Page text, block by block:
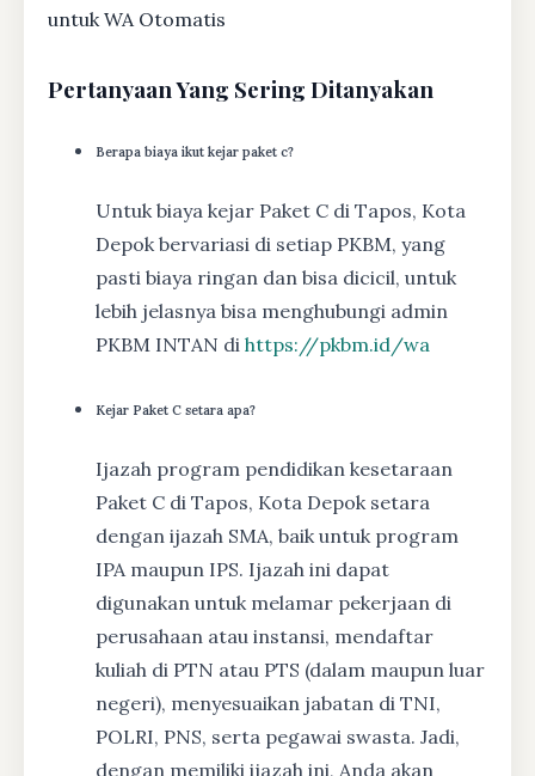
untuk WA Otomatis
Pertanyaan Yang Sering Ditanyakan
Berapa biaya ikut kejar paket c?
Untuk biaya kejar Paket C di Tapos, Kota
Depok bervariasi di setiap PKBM, yang
pasti biaya ringan dan bisa dicicil, untuk
lebih jelasnya bisa menghubungi admin
PKBM INTAN di https://pkbm.id/wa
Kejar Paket C setara apa?
Ijazah program pendidikan kesetaraan
Paket C di Tapos, Kota Depok setara
dengan ijazah SMA, baik untuk program
IPA maupun IPS. Ijazah ini dapat
digunakan untuk melamar pekerjaan di
perusahaan atau instansi, mendaftar
kuliah di PTN atau PTS (dalam maupun luar
negeri), menyesuaikan jabatan di TNI,
POLRI, PNS, serta pegawai swasta. Jadi,
dengan memiliki ijazah ini, Anda akan